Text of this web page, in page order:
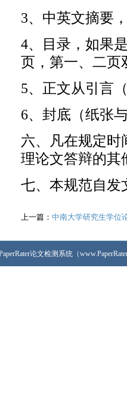
3、中英文摘要
4、目录，如果
页，第一、二页
5、正文从引言
6、封底（纸张
六、凡在规定时
理论文答辩的其
七、本规范自发
上一篇： 中南大学研究生学位
论文检测系统（